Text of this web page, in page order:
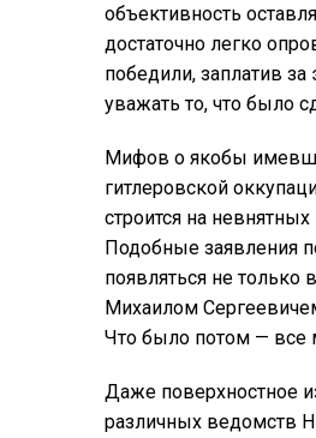
объективность
достаточно легко
победили, заплатив
уважать то, что было
Мифов о якобы
гитлеровской
строится на
Подобные заявления
появляться не только
Михаилом
Что было потом — все
Даже поверхностное
различных ведомств